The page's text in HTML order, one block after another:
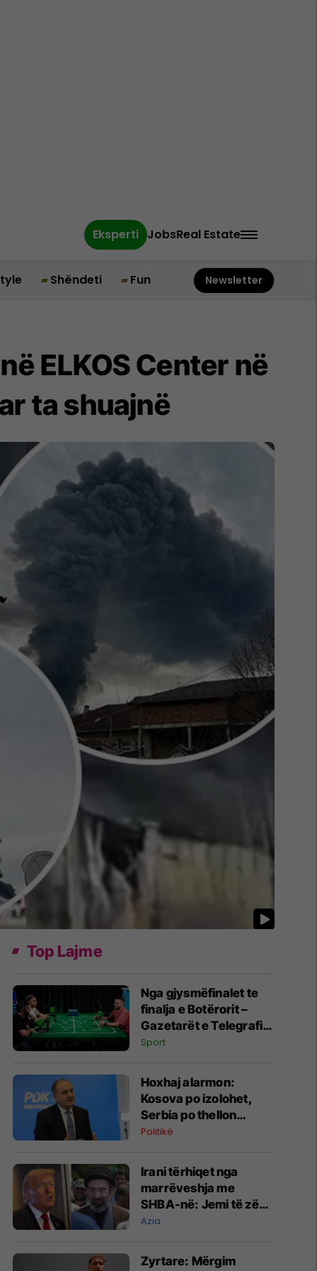
Eksperti JobsReal Estate
Shëndeti Fun Newsletter
ELKOS Center në
ta shuajnë
Top Lajme
Nga gjysmëfinalet te
finalja e Botërorit –
Gazetarët e Telegrafit
analizojnë gjithçka në
Sport
​Hoxhaj alarmon:
Kosova po izolohet,
Serbia po thellon
partneritetin strategjik
Politikë
Irani tërhiqet nga
marrëveshja me
SHBA-në: Jemi të zënë
duke mbrojtur vendin
Azia
Zyrtare: Mërgim